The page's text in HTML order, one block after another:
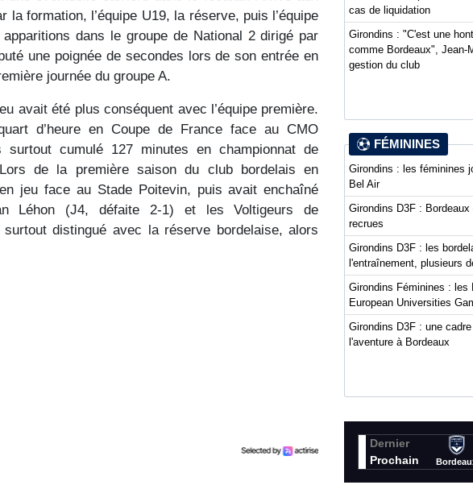
formation, l’équipe U19, la réserve, puis l’équipe
dans le groupe de National 2 dirigé par
une poignée de secondes lors de son entrée en
journée du groupe A.
avait été plus conséquent avec l’équipe première.
d’heure en Coupe de France face au CMO
cumulé 127 minutes en championnat de
de la première saison du club bordelais en
jeu face au Stade Poitevin, puis avait enchaîné
Léhon (J4, défaite 2-1) et les Voltigeurs de
distingué avec la réserve bordelaise, alors
cas de liquidation
Girondins : "C'est une
comme Bordeaux", Jean-
gestion du club
FÉMININES
Girondins : les féminines
Bel Air
Girondins D3F :
recrues
Girondins D3F : les
l'entraînement, plusieurs
Girondins Féminines : les
European Universities
Girondins D3F : une
l'aventure à Bordeaux
Dernier
Prochain